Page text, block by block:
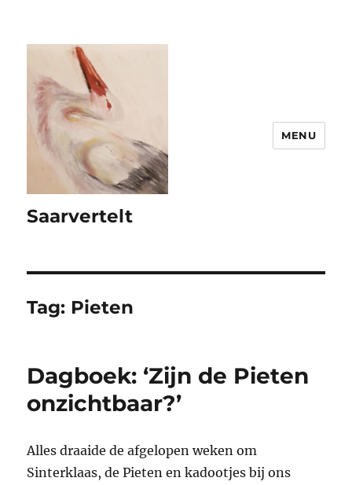
Saarvertelt
MENU
Tag: Pieten
Dagboek: ‘Zijn de Pieten
onzichtbaar?’
Alles draaide de afgelopen weken om
Sinterklaas, de Pieten en kadootjes bij ons